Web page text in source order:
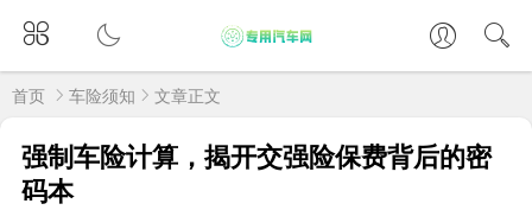
首页 车险须知 文章正文
强制车险计算，揭开交强险保费背后的密
码本